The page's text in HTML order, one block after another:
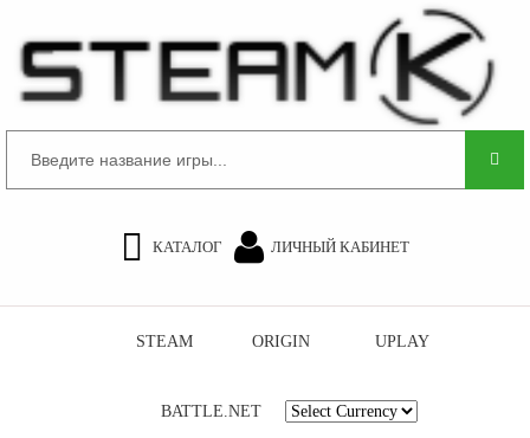
КАТАЛОГ ЛИЧНЫЙ КАБИНЕТ
STEAM ORIGIN UPLAY
BATTLE.NET